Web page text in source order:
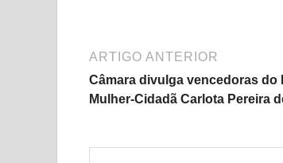
ARTIGO ANTERIOR
Câmara divulga vencedoras do
Mulher-Cidadã Carlota Pereira